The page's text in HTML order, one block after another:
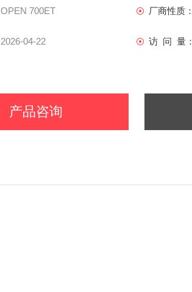
OPEN 700ET 厂商性质：
2026-04-22 访 问 量：
产品咨询